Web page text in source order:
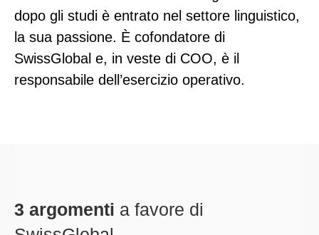
dopo gli studi è entrato nel settore linguistico,
la sua passione. È cofondatore di
SwissGlobal e, in veste di COO, è il
responsabile dell’esercizio operativo.
3 argomenti a favore di